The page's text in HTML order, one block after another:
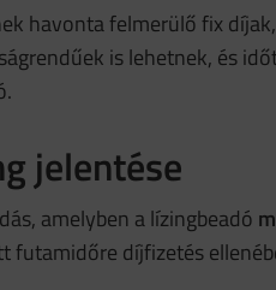
havonta felmerülő fix
is lehetnek, és
jelentése
amelyben a lízingbeadó
futamidőre díjfizetés